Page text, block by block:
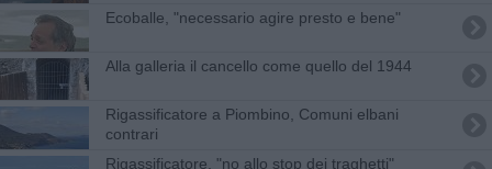
Ecoballe, "necessario agire presto e bene"
Alla galleria il cancello come quello del 1944
Rigassificatore a Piombino, Comuni elbani
contrari
Rigassificatore, "no allo stop dei traghetti"